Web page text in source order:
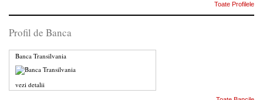
Toate Profilele
Profil de Banca
Banca Transilvania
vezi detalii